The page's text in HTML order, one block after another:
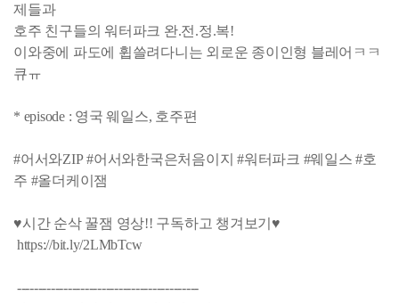
제들과
호주 친구들의 워터파크 완.전.정.복!
이와중에 파도에 휩쓸려다니는 외로운 종이인형 블레어ㅋㅋ
큐ㅠ
* episode : 영국 웨일스, 호주편
#어서와ZIP #어서와한국은처음이지 #워터파크 #웨일스 #호
주 #올더케이잼
♥시간 순삭 꿀잼 영상!! 구독하고 챙겨보기♥
https://bit.ly/2LMbTcw
-------------------------------------------